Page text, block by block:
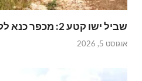
שביל ישו קטע 2: מכפר כנא לקיבוץ לביא
אוגוסט 5, 2026